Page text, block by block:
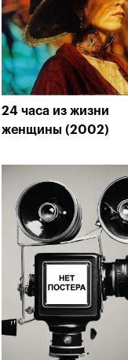
24 часа из жизни
женщины (2002)